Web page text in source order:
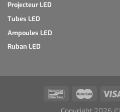
Projecteur LED
Tubes LED
Ampoules LED
Ruban LED